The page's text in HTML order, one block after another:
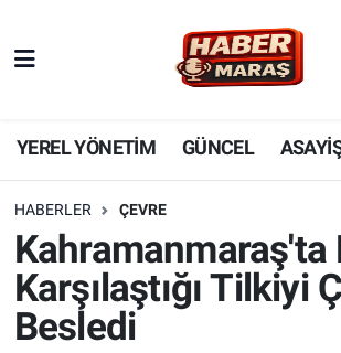
YEREL YÖNETİM GÜNCEL
HABERLER ÇEVRE
Kahramanmaraş'ta
Karşılaştığı Tilkiyi
Besledi
YEREL YÖNETİM
GÜNCEL
KADIN AİLE
SPOR
Nöbetçi Eczaneler
Hava Durumu
Süper Lig Puan Durumu ve
Tüm Manşetler